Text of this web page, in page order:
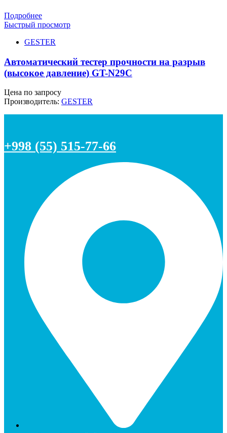
Подробнее
Быстрый просмотр
GESTER
Автоматический тестер прочности на разрыв
(высокое давление) GT-N29C
Цена по запросу
Производитель: GESTER
+998 (55) 515-77-66